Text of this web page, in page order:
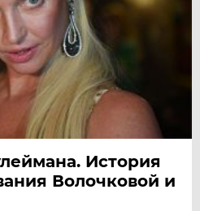
История
Волочковой и